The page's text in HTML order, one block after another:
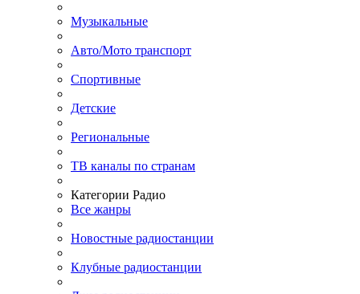
Музыкальные
Авто/Мото транспорт
Спортивные
Детские
Региональные
ТВ каналы по странам
Категории Радио
Все жанры
Новостные радиостанции
Клубные радиостанции